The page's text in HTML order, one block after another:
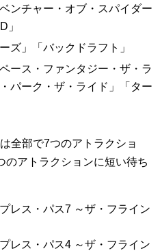
ンチャー・オブ・スパイダー
」
ズ」「バックドラフト」
ース・ファンタジー・ザ・ラ
パーク・ザ・ライド」「ター
全部で7つのアトラクショ
のアトラクションに短い待ち
レス・パス7 ～ザ・フライン
レス・パス4 ～ザ・フライン